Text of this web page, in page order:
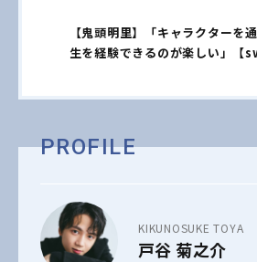
【鬼頭明里】「キャラクターを
生を経験できるのが楽しい」【
PROFILE
KIKUNOSUKE TOYA
戸谷 菊之介